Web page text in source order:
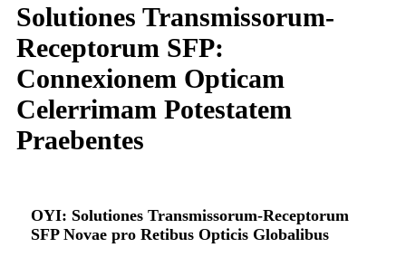
Solutiones Transmissorum-
Receptorum SFP:
Connexionem Opticam
Celerrimam Potestatem
Praebentes
OYI: Solutiones Transmissorum-Receptorum
SFP Novae pro Retibus Opticis Globalibus